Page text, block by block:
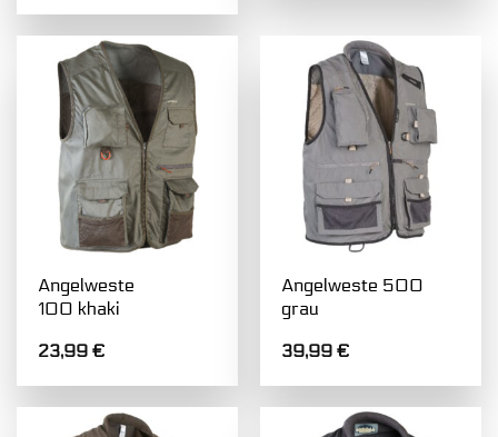
Angelweste
100 khaki
23,99€
Angelweste 500
grau
39,99€